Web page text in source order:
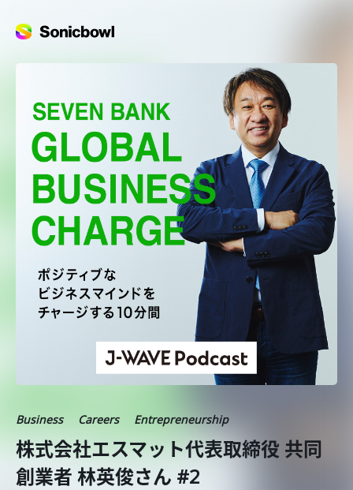
Business Careers Entrepreneurship
株式会社エスマット代表取締役 共同
創業者 林英俊さん #2